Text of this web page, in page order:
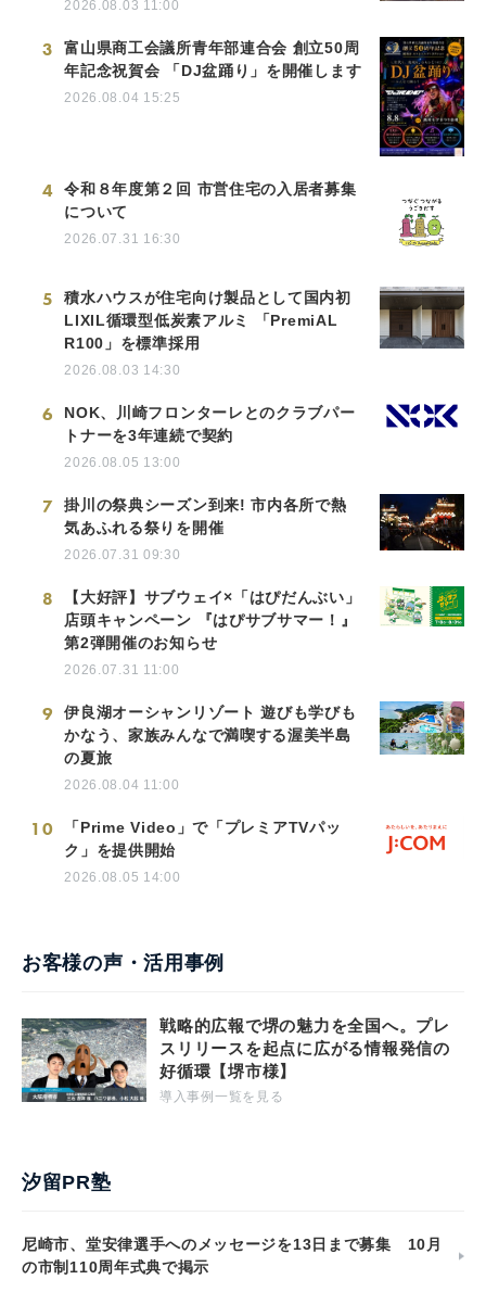
2026.08.03 11:00
3
富山県商工会議所青年部連合会 創立50周
年記念祝賀会 「DJ盆踊り」を開催します
2026.08.04 15:25
4
令和８年度第２回 市営住宅の入居者募集
について
2026.07.31 16:30
5
積水ハウスが住宅向け製品として国内初
LIXIL循環型低炭素アルミ 「PremiAL
R100」を標準採用
2026.08.03 14:30
6
NOK、川崎フロンターレとのクラブパー
トナーを3年連続で契約
2026.08.05 13:00
7
掛川の祭典シーズン到来! 市内各所で熱
気あふれる祭りを開催
2026.07.31 09:30
8
【大好評】サブウェイ×「はぴだんぶい」
店頭キャンペーン 『はぴサブサマー！』
第2弾開催のお知らせ
2026.07.31 11:00
9
伊良湖オーシャンリゾート 遊びも学びも
かなう、家族みんなで満喫する渥美半島
の夏旅
2026.08.04 11:00
10
「Prime Video」で「プレミアTVパッ
ク」を提供開始
2026.08.05 14:00
お客様の声・活用事例
戦略的広報で堺の魅力を全国へ。プレ
スリリースを起点に広がる情報発信の
好循環【堺市様】
導入事例一覧を見る
汐留PR塾
尼崎市、堂安律選手へのメッセージを13日まで募集 10月
の市制110周年式典で掲示